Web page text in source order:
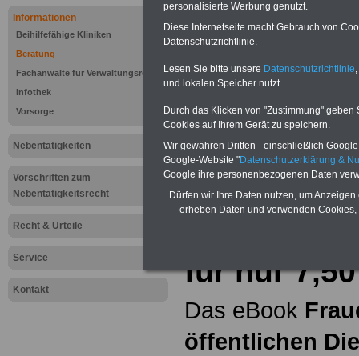
Informationen
Beihilfefähige Kliniken
Beratung
Fachanwälte für Verwaltungsrecht
Infothek
Vorsorge
Nebentätigkeiten
Vorschriften zum
Nebentätigkeitsrecht
Recht & Urteile
Service
Kontakt
.
Hier bieten wir
ein
erläutern wir"
eBook
für nur
Das eBook
öffentlichen
personalisierte Werbung genutzt.
Diese Internetseite macht Gebrauch von
Datenschutzrichtlinie.
Lesen Sie bitte unsere Datenschutzrichtlinie
und lokalen Speicher nutzt.
Durch das Klicken von "Zustimmung"
Cookies auf Ihrem Gerät zu speichern.
Wir gewähren Dritten - einschließlich
Google-Website "Datenschutzerklärung &
Google ihre personenbezogenen Daten
Dürfen wir Ihre Daten nutzen, um
erheben Daten und verwenden